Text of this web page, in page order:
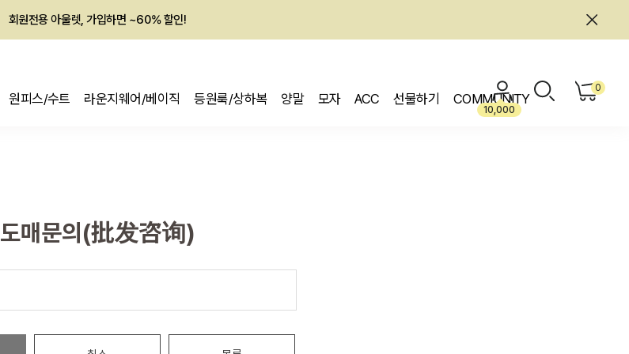
회원전용 아울렛, 가입하면 ~60% 할인!
원피스/수트 라운지웨어/베이직 등원룩/상하복 양말 모자 ACC 선물하기 COMMUNITY
10,000
0
도매문의(批发咨询)